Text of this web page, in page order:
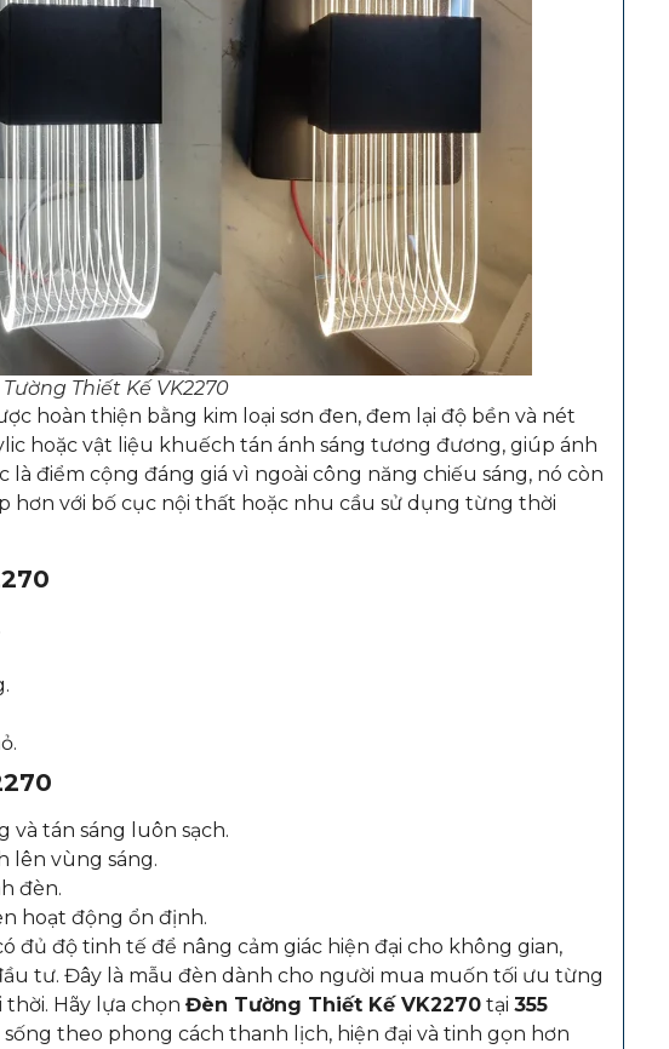
Thiết Kế VK2270
hoàn thiện bằng kim loại sơn đen, đem lại độ bền và nét
hoặc vật liệu khuếch tán ánh sáng tương đương, giúp ánh
điểm cộng đáng giá vì ngoài công năng chiếu sáng, nó còn
với bố cục nội thất hoặc nhu cầu sử dụng từng thời
và tán sáng luôn sạch.
lên vùng sáng.
đèn.
hoạt động ổn định.
độ tinh tế để nâng cảm giác hiện đại cho không gian,
tư. Đây là mẫu đèn dành cho người mua muốn tối ưu từng
Hãy lựa chọn Đèn Tường Thiết Kế VK2270tại 355
theo phong cách thanh lịch, hiện đại và tinh gọn hơn